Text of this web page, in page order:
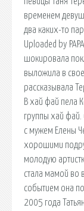
временем
два каких-то
Uploaded by
шокировала
выложила в
рассказывала
В хай фай пела
группы хай
с мужем Елены
хорошими
молодую
стала мамой во
событием она
2005 года